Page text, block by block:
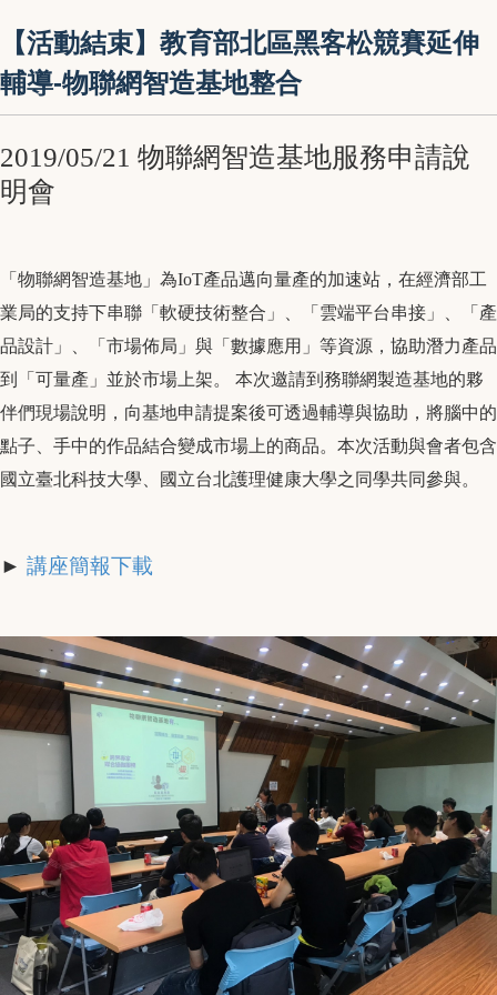
【活動結束】教育部北區黑客松競賽延伸
輔導-物聯網智造基地整合
2019/05/21 物聯網智造基地服務申請說
明會
「物聯網智造基地」為IoT產品邁向量產的加速站，在經濟部工
業局的支持下串聯「軟硬技術整合」、「雲端平台串接」
、「產
品設計」、「市場佈局」與「數據應用」等資源， 協助潛力產品
到「可量產」並於市場上架。 本次邀請到務聯網製造基地的夥
伴們現場說明，向基地申請提案後可透過輔導與協助，將腦中的
點子、手中的作品結合變成市場上的商品。本次活動與會者包含
國立臺北科技大學、國立台北護理健康大學之同學共同參與。
► 講座簡報下載